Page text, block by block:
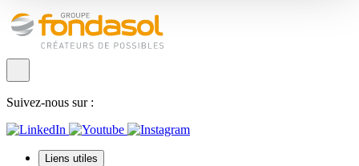
Suivez-nous sur :
Liens utiles